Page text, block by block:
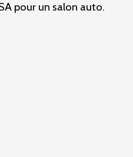
pour un salon auto.